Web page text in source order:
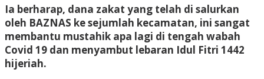
Ia berharap, dana zakat yang telah di salurkan
oleh BAZNAS ke sejumlah kecamatan, ini sangat
membantu mustahik apa lagi di tengah wabah
Covid 19 dan menyambut lebaran Idul Fitri 1442
hijeriah.